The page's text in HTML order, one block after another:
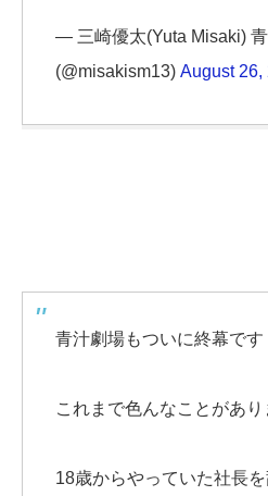
— 三崎優太(Yuta Misaki)
(@misakism13) August 26,
青汁劇場もついに終幕です
これまで色んなことがあり
18歳からやっていた社長を